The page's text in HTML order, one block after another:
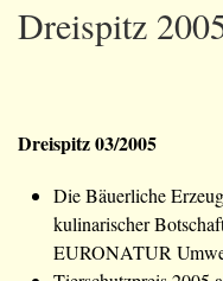
Dreispitz
Dreispitz 03/2005
Die Bäuerliche
kulinarischer
EURONATUR